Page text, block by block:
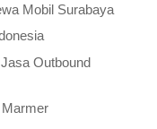
Mobil Surabaya
Outbound